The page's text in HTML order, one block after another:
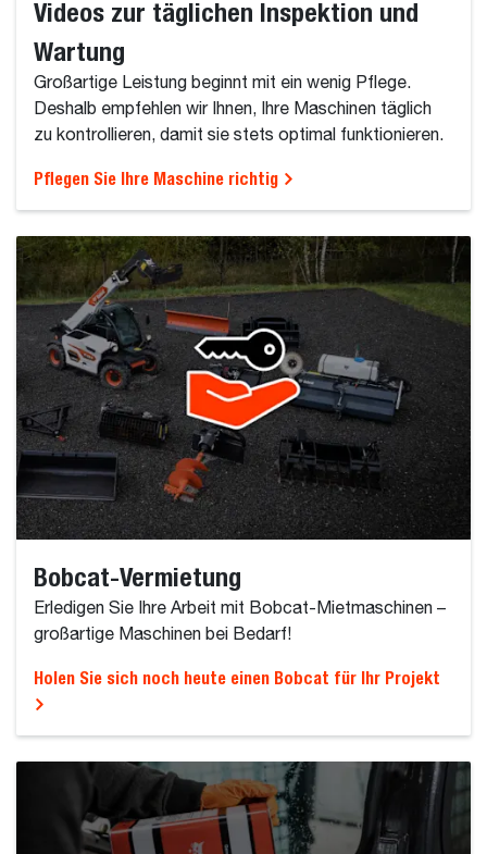
Videos zur täglichen Inspektion und
Wartung
Großartige Leistung beginnt mit ein wenig Pflege.
Deshalb empfehlen wir Ihnen, Ihre Maschinen täglich
zu kontrollieren, damit sie stets optimal funktionieren.
Pflegen Sie Ihre Maschine richtig
Bobcat-Vermietung
Erledigen Sie Ihre Arbeit mit Bobcat-Mietmaschinen –
großartige Maschinen bei Bedarf!
Holen Sie sich noch heute einen Bobcat für Ihr Projekt